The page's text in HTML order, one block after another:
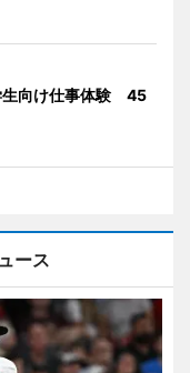
生向け仕事体験 45
ース